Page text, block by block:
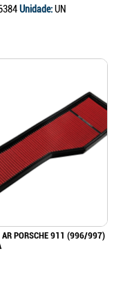
Unidade:UN
AR PORSCHE 911 (996/997)